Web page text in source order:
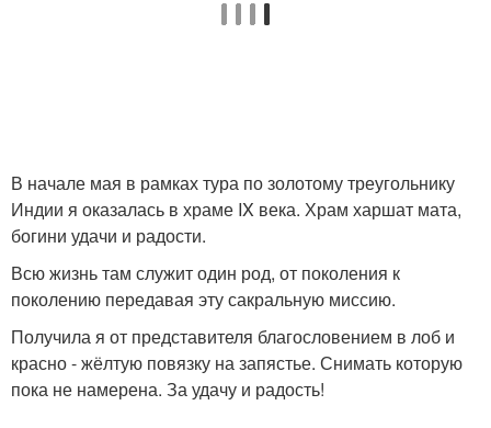
В начале мая в рамках тура по золотому треугольнику
Индии я оказалась в храме IX века. Храм харшат мата,
богини удачи и радости.
Всю жизнь там служит один род, от поколения к
поколению передавая эту сакральную миссию.
Получила я от представителя благословением в лоб и
красно - жёлтую повязку на запястье. Снимать которую
пока не намерена. За удачу и радость!